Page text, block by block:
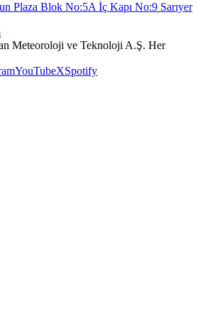
Plaza Blok No:5A İç Kapı No:9 Sarıyer
Meteoroloji ve Teknoloji A.Ş. Her
YouTubeXSpotify